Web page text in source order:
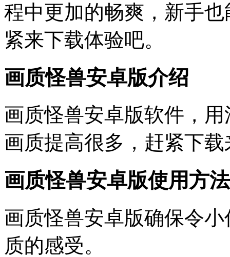
程中更加的畅爽，新手
紧来下载体验吧。
画质怪兽安卓版介绍
画质怪兽安卓版软件，
画质提高很多，赶紧下
画质怪兽安卓版使用方法
画质怪兽安卓版确保令
质的感受。